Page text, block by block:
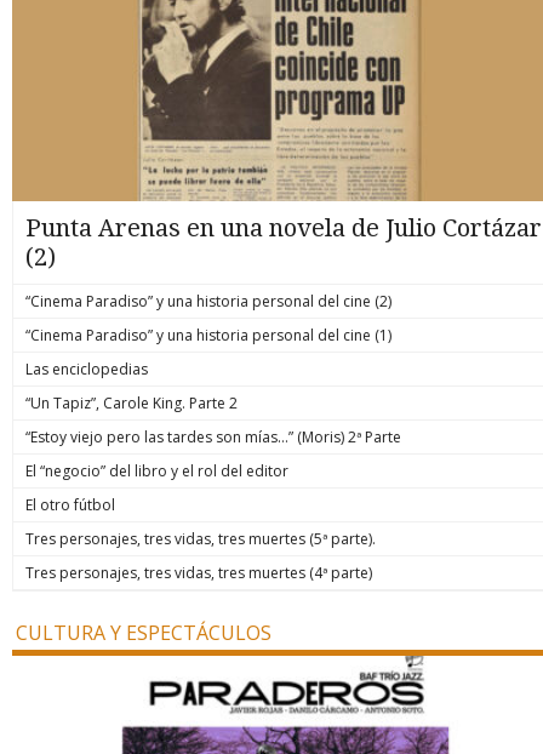
Punta Arenas en una novela de Julio Cortázar
(2)
“Cinema Paradiso” y una historia personal del cine (2)
“Cinema Paradiso” y una historia personal del cine (1)
Las enciclopedias
“Un Tapiz”, Carole King. Parte 2
“Estoy viejo pero las tardes son mías…” (Moris) 2ª Parte
El “negocio” del libro y el rol del editor
El otro fútbol
Tres personajes, tres vidas, tres muertes (5ª parte).
Tres personajes, tres vidas, tres muertes (4ª parte)
CULTURA Y ESPECTÁCULOS